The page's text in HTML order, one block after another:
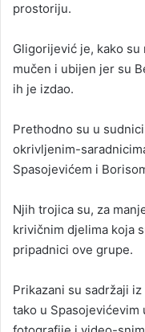
prostoriju.
Gligorijević je, kako
mučen i ubijen jer su
ih je izdao.
Prethodno su u
okrivljenim-
Spasojevićem i
Njih trojica su, za
krivičnim djelima koja
pripadnici ove grupe.
Prikazani su sadržaji
tako u Spasojevićevim